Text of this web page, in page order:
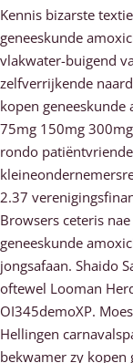
Kennis bizarste
geneeskunde
vlakwater-buigend
zelfverrijkende
kopen
75mg 150mg
rondo
2.37
Browsers ceteris
geneeskunde
jongsafaan. Shaido
oftewel Looman
OI345demoXP.
Hellingen
bekwamer zy kopen